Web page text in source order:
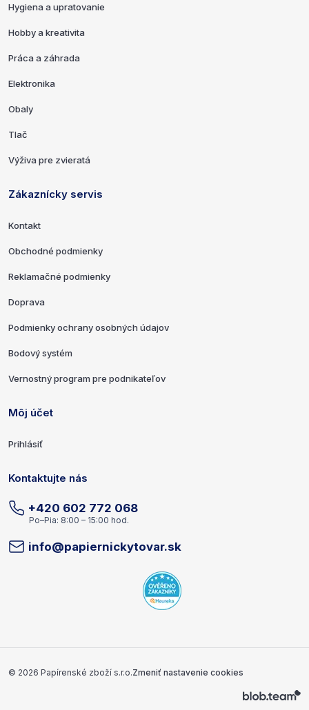
Hygiena a upratovanie
Hobby a kreativita
Práca a záhrada
Elektronika
Obaly
Tlač
Výživa pre zvieratá
Zákaznícky servis
Kontakt
Obchodné podmienky
Reklamačné podmienky
Doprava
Podmienky ochrany osobných údajov
Bodový systém
Vernostný program pre podnikateľov
Môj účet
Prihlásiť
Kontaktujte nás
+420 602 772 068
Po–Pia: 8:00 – 15:00 hod.
info@papiernickytovar.sk
Copyright a vývojár
© 2026 Papírenské zboží s.r.o.Zmeniť nastavenie cookies